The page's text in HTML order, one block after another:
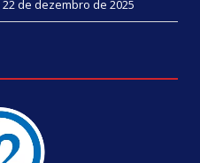
22 de dezembro de 2025